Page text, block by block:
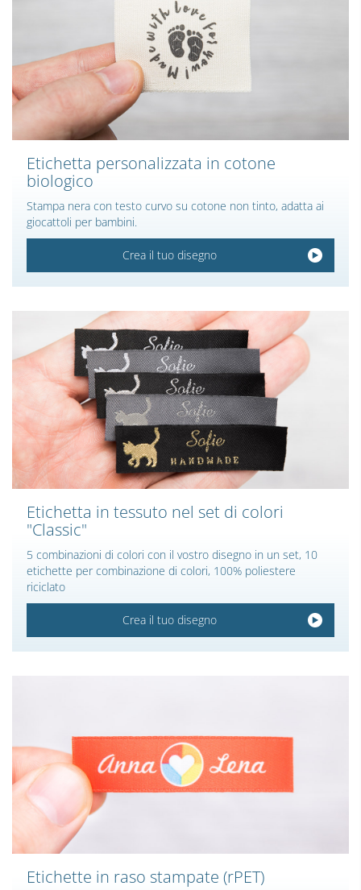
Etichetta personalizzata in cotone
biologico
Stampa nera con testo curvo su cotone non tinto, adatta ai
giocattoli per bambini.
Crea il tuo disegno
Etichetta in tessuto nel set di colori
"Classic"
5 combinazioni di colori con il vostro disegno in un set, 10
etichette per combinazione di colori, 100% poliestere
riciclato
Crea il tuo disegno
Etichette in raso stampate (rPET)